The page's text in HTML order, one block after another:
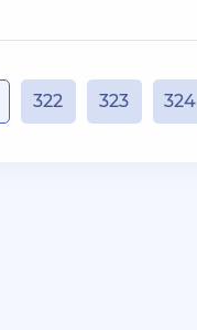
322 323 324